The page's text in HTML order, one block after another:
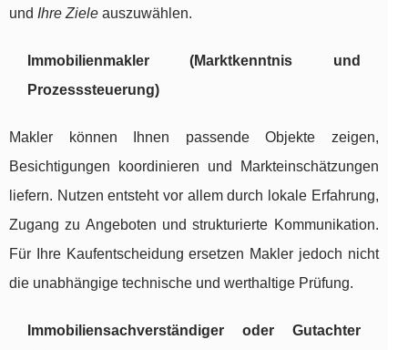
und Ihre Ziele auszuwählen.
Immobilienmakler (Marktkenntnis und
Prozesssteuerung)
Makler können Ihnen passende Objekte zeigen,
Besichtigungen koordinieren und Markteinschätzungen
liefern. Nutzen entsteht vor allem durch lokale Erfahrung,
Zugang zu Angeboten und strukturierte Kommunikation.
Für Ihre Kaufentscheidung ersetzen Makler jedoch nicht
die unabhängige technische und werthaltige Prüfung.
Immobiliensachverständiger oder Gutachter